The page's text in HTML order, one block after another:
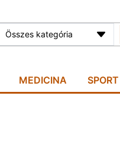
Összes kategória
MEDICINA SPORT